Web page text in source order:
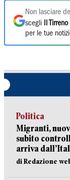
Non lasciare
scegli
Il Tirreno
per le tue
Politica
Migranti,
subito
arriva
di Redazione